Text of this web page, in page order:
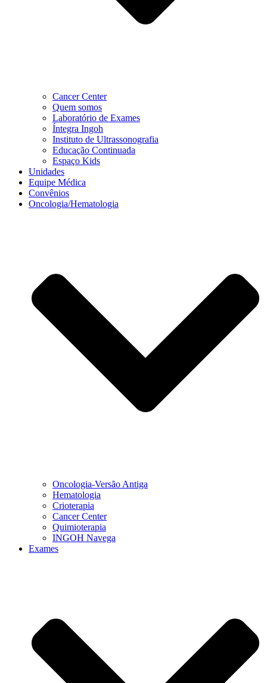
Cancer Center
Quem somos
Laboratório de Exames
Íntegra Ingoh
Instituto de Ultrassonografia
Educação Continuada
Espaço Kids
Unidades
Equipe Médica
Convênios
Oncologia/Hematologia
Oncologia-Versão Antiga
Hematologia
Crioterapia
Cancer Center
Quimioterapia
INGOH Navega
Exames